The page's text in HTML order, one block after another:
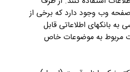
وب وجود دارد که برخی از
بانکهای اطلاعاتی قابل
مربوط به موضوعات خاص